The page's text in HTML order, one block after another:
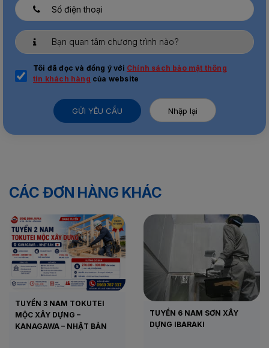
Tôi đã đọc và đồng ý với Chính sách bảo mật thông
tin khách hàng của website
GỬI YÊU CẦU Nhập lại
CÁC ĐƠN HÀNG KHÁC
TUYỂN 3 NAM TOKUTEI
MỘC XÂY DỰNG –
KANAGAWA – NHẬT BẢN
TUYỂN 6 NAM SƠN XÂY
DỰNG IBARAKI